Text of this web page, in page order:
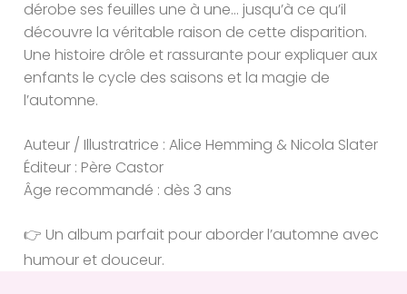
dérobe ses feuilles une à une… jusqu’à ce qu’il
découvre la véritable raison de cette disparition.
Une histoire drôle et rassurante pour expliquer aux
enfants le cycle des saisons et la magie de
l’automne.
Auteur / Illustratrice : Alice Hemming & Nicola Slater
Éditeur : Père Castor
Âge recommandé : dès 3 ans
👉 Un album parfait pour aborder l’automne avec
humour et douceur.